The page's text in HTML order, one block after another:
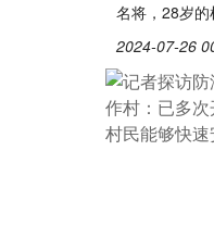
名将，28岁
2024-07-26